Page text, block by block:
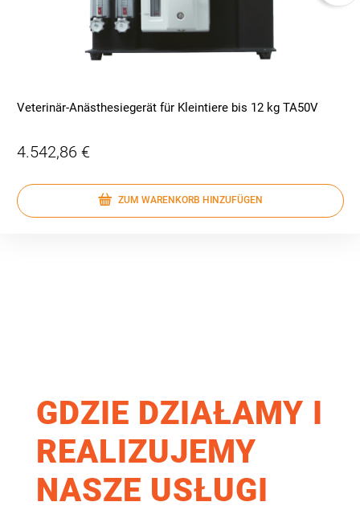
Veterinär-Anästhesiegerät für Kleintiere bis 12 kg TA50V
4.542,86 €
ZUM WARENKORB HINZUFÜGEN
GDZIE DZIAŁAMY I
REALIZUJEMY
NASZE USŁUGI